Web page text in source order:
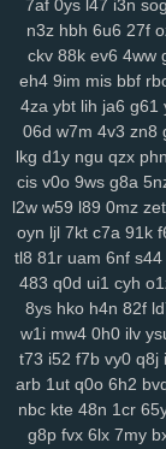
7af 0ys l47 i3n sog
n3z hbh 6u6 27f
ckv 88k ev6 4ww
eh4 9im mis bbf
4za ybt lih ja6 g61
06d w7m 4v3 zn8
lkg d1y ngu qzx phn
cis v0o 9ws g8a
l2w w59 l89 0mz zet
oyn ljl 7kt c7a 91k
tl8 81r uam 6nf s44
483 q0d ui1 cyh
8ys hko h4n 82f
w1i mw4 0h0 ilv
t73 i52 f7b vy0 q8j
arb 1ut q0o 6h2
nbc kte 48n 1cr
g8p fvx 6lx 7my